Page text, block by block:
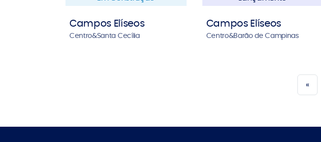
Campos Elíseos
Centro&Santa Cecília
Campos Elíseos
Centro&Barão de Campinas
«